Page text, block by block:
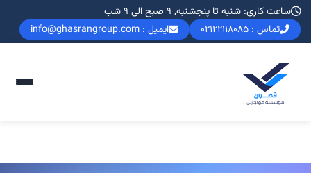
ساعت کاری: شنبه تا پنجشنبه, 9 صبح الی 9 شب
تماس : 02122118085 ایمیل : info@ghasrangroup.com